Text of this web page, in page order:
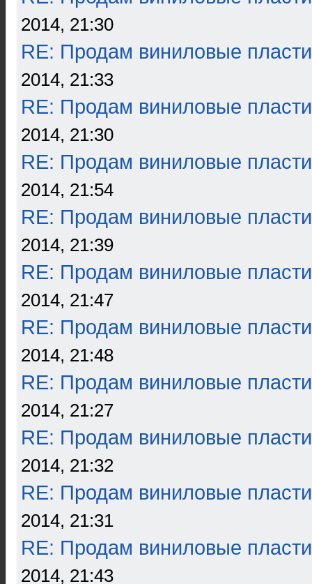
2014, 21:30
RE: Продам виниловые
2014, 21:33
RE: Продам виниловые
2014, 21:30
RE: Продам виниловые
2014, 21:54
RE: Продам виниловые
2014, 21:39
RE: Продам виниловые
2014, 21:47
RE: Продам виниловые
2014, 21:48
RE: Продам виниловые
2014, 21:27
RE: Продам виниловые
2014, 21:32
RE: Продам виниловые
2014, 21:31
RE: Продам виниловые
2014, 21:43